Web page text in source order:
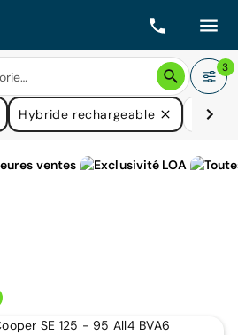
3
Hybride rechargeable Prix